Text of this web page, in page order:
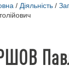
/ Діяльність /